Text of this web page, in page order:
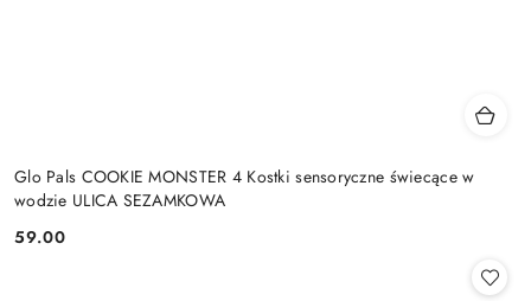
Glo Pals COOKIE MONSTER 4 Kostki sensoryczne świecące w
wodzie ULICA SEZAMKOWA
Cena:
59.00